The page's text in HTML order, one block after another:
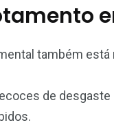
também
de desgaste